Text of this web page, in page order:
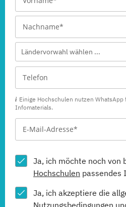
Ländervorwahl wählen ...
Einige Hochschulen nutzen WhatsApp
Infomaterials.
Ja, ich möchte noch von
Hochschulen passendes
Ja, ich akzeptiere die